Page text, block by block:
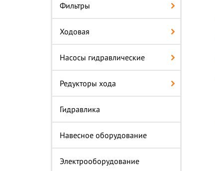
Фильтры
Ходовая
Насосы гидравлические
Редукторы хода
Гидравлика
Навесное оборудование
Электрооборудование